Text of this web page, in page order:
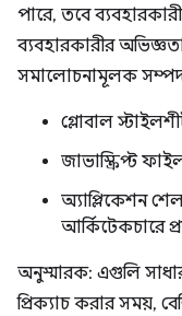
পারে, তবে
ব্যবহারকারীর
সমালোচনামূলক
গ্লোবাল
জাভাস্ক্রিপ্ট
অ্যাপ্লিকেশন
আর্কিটেকচারে
অনুস্মারক: এগুলি
প্রিক্যাচ করার সময়,